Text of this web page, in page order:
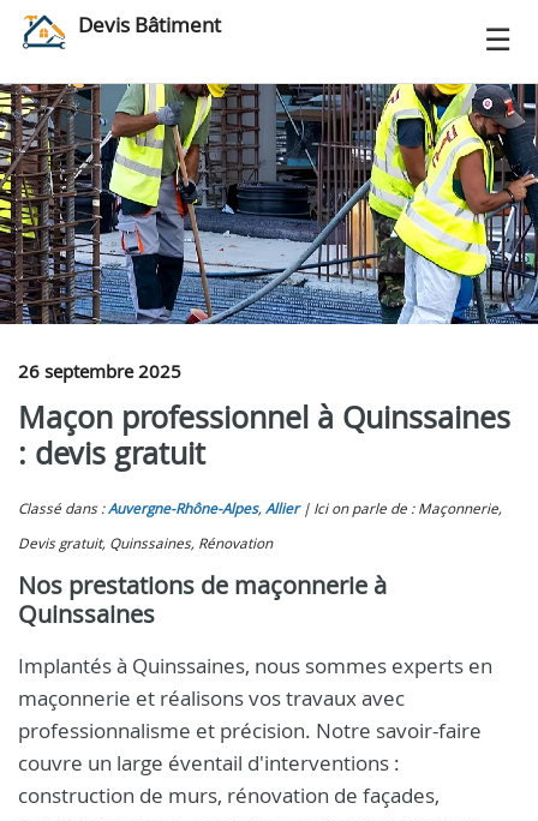
Devis Bâtiment
26 septembre 2025
Maçon professionnel à Quinssaines
: devis gratuit
Classé dans :Auvergne-Rhône-Alpes, Allier
Ici on parle de : Maçonnerie,
Devis gratuit, Quinssaines, Rénovation
Nos prestations de maçonnerie à
Quinssaines
Implantés à Quinssaines, nous sommes experts en
maçonnerie et réalisons vos travaux avec
professionnalisme et précision. Notre savoir-faire
couvre un large éventail d'interventions :
construction de murs, rénovation de façades,